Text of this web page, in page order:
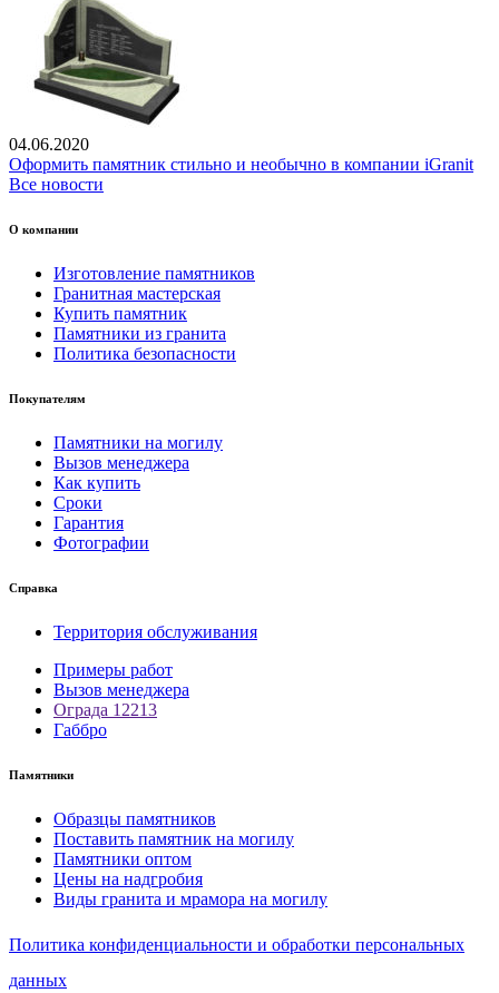
04.06.2020
Оформить памятник стильно и необычно в компании iGranit
Все новости
О компании
Изготовление памятников
Гранитная мастерская
Купить памятник
Памятники из гранита
Политика безопасности
Покупателям
Памятники на могилу
Вызов менеджера
Как купить
Сроки
Гарантия
Фотографии
Справка
Территория обслуживания
Примеры работ
Вызов менеджера
Ограда 12213
Габбро
Памятники
Образцы памятников
Поставить памятник на могилу
Памятники оптом
Цены на надгробия
Виды гранита и мрамора на могилу
Политика конфиденциальности и обработки персональных
данных